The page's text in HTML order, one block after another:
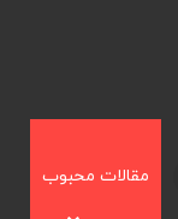
جستجومقالات محبوب